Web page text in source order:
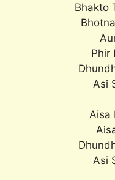
Bhakto
Phir
Asi
Aisa
Asi